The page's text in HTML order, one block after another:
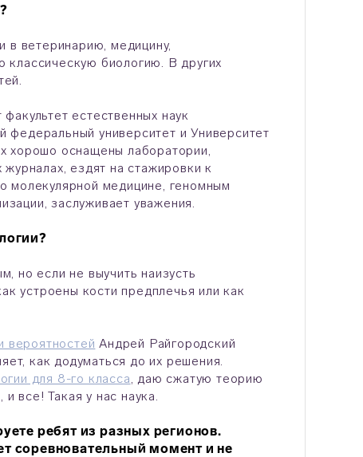
в ветеринарию, медицину,
биологию. В других
естественных наук
федеральный университет и Университет
хорошо оснащены лаборатории,
ездят на стажировки к
молекулярной медицине, геномным
заслуживает уважения.
но если не выучить наизусть
устроены кости предплечья или как
вероятностей Андрей Райгородский
как додуматься до их решения.
для 8-го класса, даю сжатую теорию
все! Такая у нас наука.
ребят из разных регионов.
соревновательный момент и не